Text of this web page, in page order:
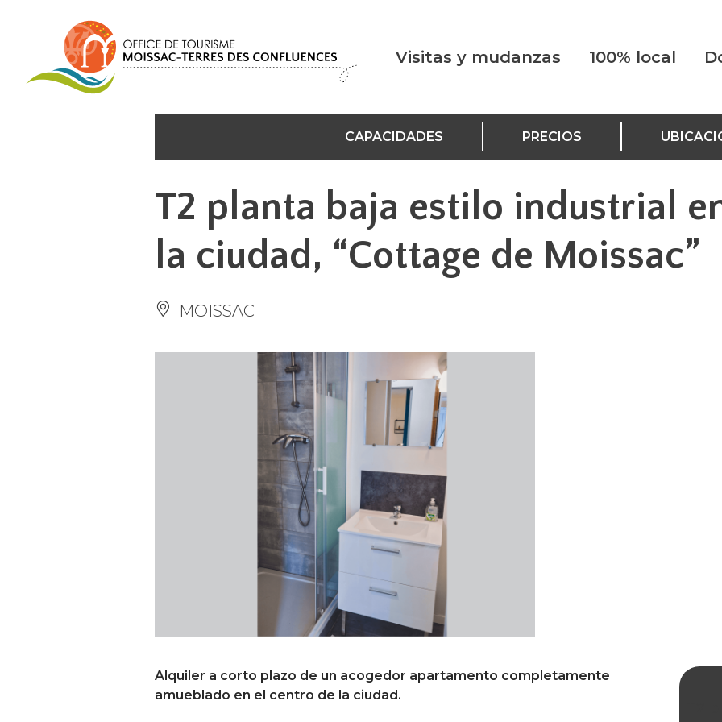
Visitas y mudanzas 100% local
CAPACIDADES PRECIOS
T2 planta baja estilo industrial
la ciudad, “Cottage de Moissac”
MOISSAC
Alquiler a corto plazo de un acogedor apartamento completamente
amueblado en el centro de la ciudad.